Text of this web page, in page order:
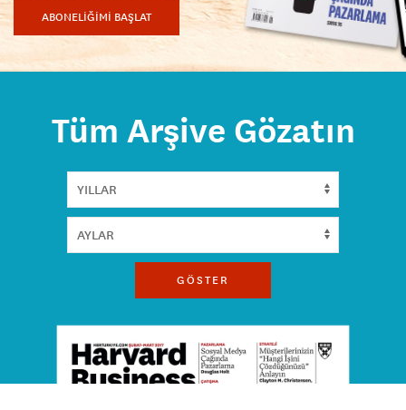
ABONELİĞİMİ BAŞLAT
Tüm Arşive Gözatın
GÖSTER